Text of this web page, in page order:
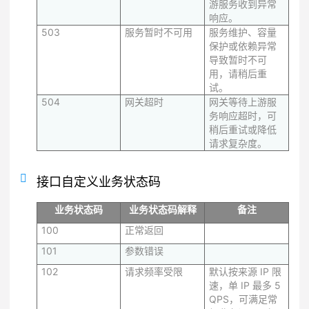
游服务收到异常
响应。
503
服务暂时不可用
服务维护、容量
保护或依赖异常
导致暂时不可
用，请稍后重
试。
504
网关超时
网关等待上游服
务响应超时，可
稍后重试或降低
请求复杂度。
接口自定义业务状态码
业务状态码 业务状态码解释
备注
100
正常返回
101
参数错误
102
请求频率受限
默认按来源 IP 限
速，单 IP 最多 5
QPS，可满足常